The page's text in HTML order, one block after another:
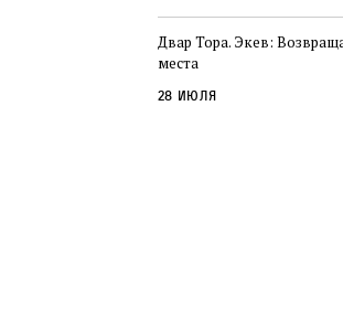
Двар Тора. Экев:
места
28 июля